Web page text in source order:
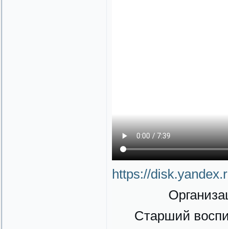
https://
Старший